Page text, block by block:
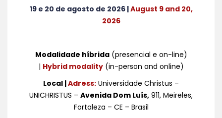
19 e 20 de agosto de 2026 |August 9 and 20,
2026
Modalidade híbrida(presencial e on-line)
| Hybrid modality(in-person and online)
Local |Adress: Universidade Christus –
UNICHRISTUS – Avenida Dom Luís, 911, Meireles,
Fortaleza – CE – Brasil